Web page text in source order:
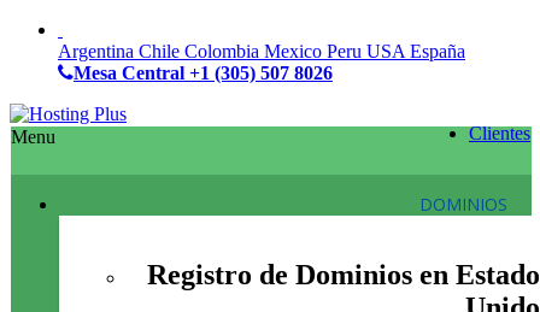
Argentina Chile Colombia Mexico Peru USA España
Mesa Central +1 (305) 507 8026
Clientes
Menu
DOMINIOS
Registro de Dominios en